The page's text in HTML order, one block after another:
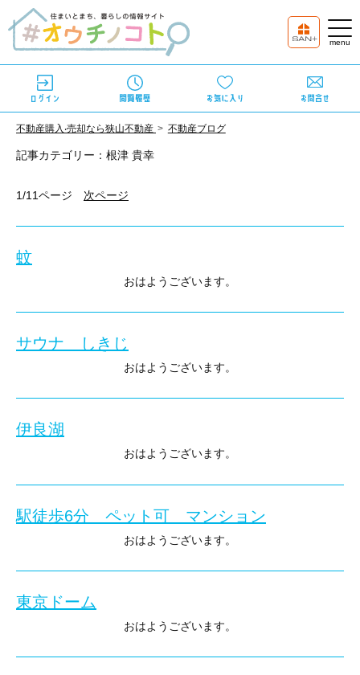
不動産購⼊‧売却なら狭⼭不動産 不動産ブログ
記事カテゴリー：根津 貴幸
1/11ページ 次ページ
蚊
おはようございます。
この時期は、蚊・蜘蛛の巣が多く、難儀してます。
集まってきます。
自分の為に、続けます。
入間店へのお問い合わせ▶0120-944-230
サウナ しきじ
おはようございます。
サウナ しきじに、行ってきました。
他県ナンバーの車が、多数駐車してました。
私は平日の午前中に寄りましたので、混雑はしておりませんでした
土日は、入場規制もあるそうです。
静岡方面に行かれる事がありましたら、寄られてはいかがでしょう
入間店へのお問い合わせ▶0120-944-230
伊良湖
おはようございます。
渥美半島は、初めてです。
午前中はいつも通りの、低山登山。
田原市内です。
海に近い田原市でも、気温が34度位ありましたので、
伊良湖灯台辺りで、食事＆散歩
駅徒歩6分 ペット可 マンション
おはようございます。
の、ご紹介です。
東京ドーム
おはようございます。